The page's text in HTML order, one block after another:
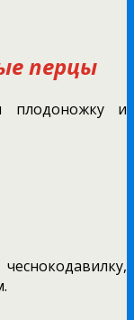
перцы
плодоножку и